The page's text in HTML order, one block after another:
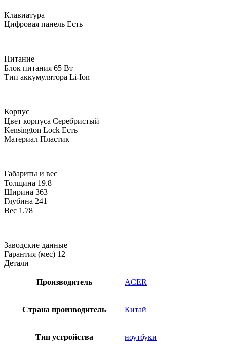
Клавиатура
Цифровая панель Есть
Питание
Блок питания 65 Вт
Тип аккумулятора Li-Ion
Корпус
Цвет корпуса Серебристый
Kensington Lock Есть
Материал Пластик
Габариты и вес
Толщина 19.8
Ширина 363
Глубина 241
Вес 1.78
Заводские данные
Гарантия (мес) 12
Детали
Производитель ACER
Страна производитель Китай
Тип устройства ноутбуки